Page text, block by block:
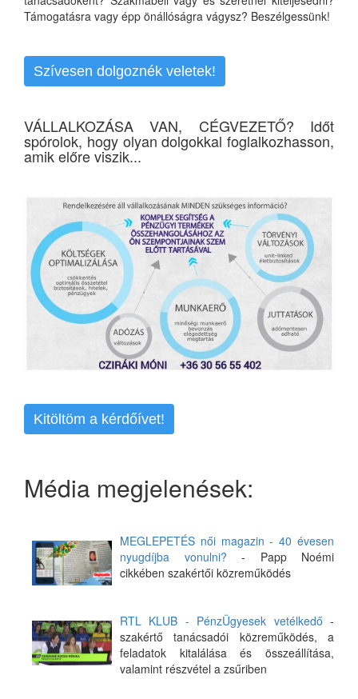
Támogatásra vagy épp önállóságra vágysz? Beszélgessünk!
Szívesen dolgoznék veletek!
VÁLLALKOZÁSA VAN, CÉGVEZETŐ? Időt
spórolok, hogy olyan dolgokkal foglalkozhasson,
amik előre viszik...
Kitöltöm a kérdőívet!
Média megjelenések:
MEGLEPETÉS női magazin - 40 évesen
nyugdíjba vonulni? - Papp Noémi
cikkében szakértői közreműködés
RTL KLUB - PénzÜgyesek vetélkedő -
szakértő tanácsadói közreműködés, a
feladatok kitalálása és összeállítása,
valamint részvétel a zsűriben